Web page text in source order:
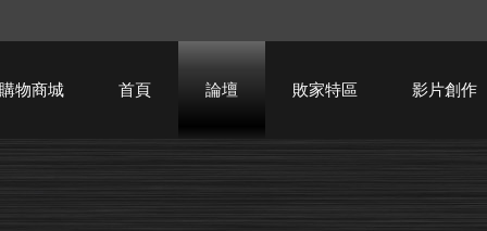
購物商城 首頁 論壇 敗家特區 影片創作